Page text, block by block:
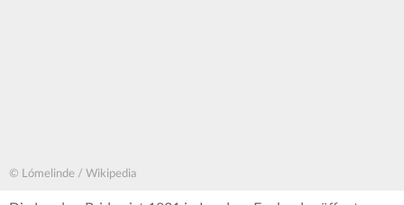
© Lómelinde / Wikipedia